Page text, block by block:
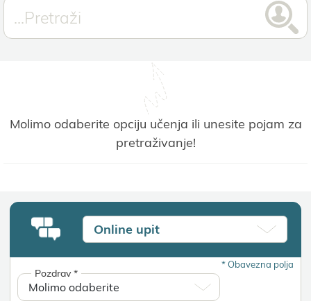
Molimo odaberite opciju učenja ili unesite pojam za
pretraživanje!
Online upit
*Obavezna polja
Pozdrav*